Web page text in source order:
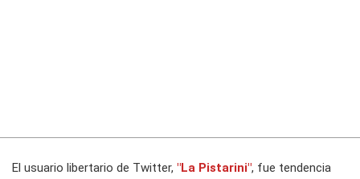
El usuario libertario de Twitter, "La Pistarini", fue tendencia